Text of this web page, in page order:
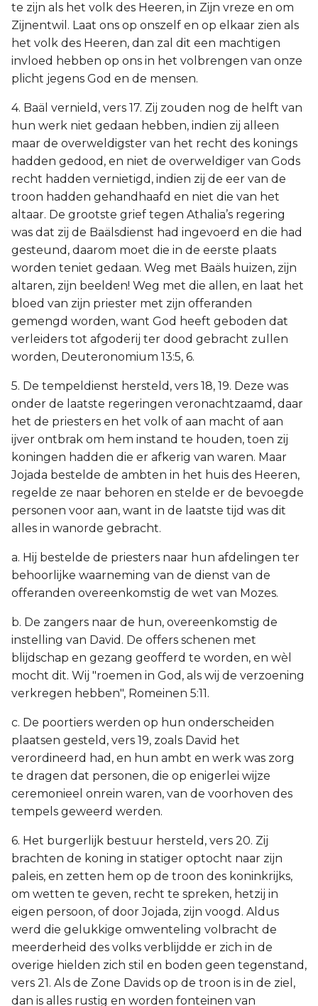
te zijn als het volk des Heeren, in Zijn vreze en om
Zijnentwil. Laat ons op onszelf en op elkaar zien als
het volk des Heeren, dan zal dit een machtigen
invloed hebben op ons in het volbrengen van onze
plicht jegens God en de mensen.
4. Baäl vernield, vers 17. Zij zouden nog de helft van
hun werk niet gedaan hebben, indien zij alleen
maar de overweldigster van het recht des konings
hadden gedood, en niet de overweldiger van Gods
recht hadden vernietigd, indien zij de eer van de
troon hadden gehandhaafd en niet die van het
altaar. De grootste grief tegen Athalia’s regering
was dat zij de Baälsdienst had ingevoerd en die had
gesteund, daarom moet die in de eerste plaats
worden teniet gedaan. Weg met Baäls huizen, zijn
altaren, zijn beelden! Weg met die allen, en laat het
bloed van zijn priester met zijn offeranden
gemengd worden, want God heeft geboden dat
verleiders tot afgoderij ter dood gebracht zullen
worden, Deuteronomium 13:5, 6.
5. De tempeldienst hersteld, vers 18, 19. Deze was
onder de laatste regeringen veronachtzaamd, daar
het de priesters en het volk of aan macht of aan
ijver ontbrak om hem instand te houden, toen zij
koningen hadden die er afkerig van waren. Maar
Jojada bestelde de ambten in het huis des Heeren,
regelde ze naar behoren en stelde er de bevoegde
personen voor aan, want in de laatste tijd was dit
alles in wanorde gebracht.
a. Hij bestelde de priesters naar hun afdelingen ter
behoorlijke waarneming van de dienst van de
offeranden overeenkomstig de wet van Mozes.
b. De zangers naar de hun, overeenkomstig de
instelling van David. De offers schenen met
blijdschap en gezang geofferd te worden, en wèl
mocht dit. Wij "roemen in God, als wij de verzoening
verkregen hebben", Romeinen 5:11.
c. De poortiers werden op hun onderscheiden
plaatsen gesteld, vers 19, zoals David het
verordineerd had, en hun ambt en werk was zorg
te dragen dat personen, die op enigerlei wijze
ceremonieel onrein waren, van de voorhoven des
tempels geweerd werden.
6. Het burgerlijk bestuur hersteld, vers 20. Zij
brachten de koning in statiger optocht naar zijn
paleis, en zetten hem op de troon des koninkrijks,
om wetten te geven, recht te spreken, hetzij in
eigen persoon, of door Jojada, zijn voogd. Aldus
werd die gelukkige omwenteling volbracht de
meerderheid des volks verblijdde er zich in de
overige hielden zich stil en boden geen tegenstand,
vers 21. Als de Zone Davids op de troon is in de ziel,
dan is alles rustig en worden fonteinen van